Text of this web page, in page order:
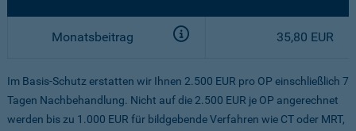
Monatsbeitrag 35,80 EUR
Im Basis-Schutz erstatten wir Ihnen 2.500 EUR pro OP einschließlich 7
Tagen Nachbehandlung. Nicht auf die 2.500 EUR je OP angerechnet
werden bis zu 1.000 EUR für bildgebende Verfahren wie CT oder MRT,